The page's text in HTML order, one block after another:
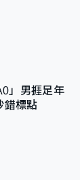
」男捱足年
錯標點